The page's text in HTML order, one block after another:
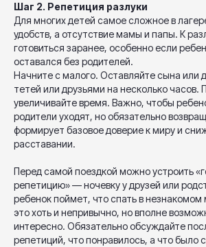
Шаг 2. Репетиция разлуки
Для многих детей самое сложное в
удобств, а отсутствие мамы и папы. К
готовиться заранее, особенно если
оставался без родителей.
Начните с малого. Оставляйте сына или
тетей или друзьями на несколько часов.
увеличивайте время. Важно, чтобы
родители уходят, но обязательно
формирует базовое доверие к миру и
расставании.
Перед самой поездкой можно устроить
репетицию» — ночевку у друзей или
ребенок поймет, что спать в
это хоть и непривычно, но вполне
интересно. Обязательно обсуждайте
репетиций, что понравилось, а что было